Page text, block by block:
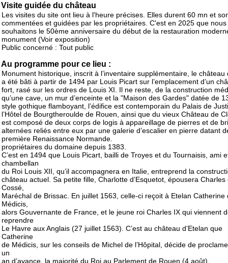
Visite guidée du château
Les visites du site ont lieu à l'heure précises. Elles durent 60 mn et
commentées et guidées par les propriétaires. C'est en 2025 que nous
souhaitons le 50ème anniversaire du début de la restauration
monument (Voir exposition)
Public concerné : Tout public
Au programme pour ce lieu :
Monument historique, inscrit à l’inventaire supplémentaire, le château
a été bâti à partir de 1494 par Louis Picart sur l’emplacement d’un
fort, rasé sur les ordres de Louis XI. Il ne reste, de la construction
qu’une cave, un mur d’enceinte et la "Maison des Gardes" datée de
style gothique flamboyant, l’édifice est contemporain du Palais de
l’Hôtel de Bourgtheroulde de Rouen, ainsi que du vieux Château de
est composé de deux corps de logis à appareillage de pierres et de
alternées reliés entre eux par une galerie d’escalier en pierre datant
première Renaissance Normande.
propriétaires du domaine depuis 1383.
C’est en 1494 que Louis Picart, bailli de Troyes et du Tournaisis, ami
chambellan
du Roi Louis XII, qu’il accompagnera en Italie, entreprend la
château actuel. Sa petite fille, Charlotte d’Esquetot, épousera Charles
Cossé,
Maréchal de Brissac. En juillet 1563, celle-ci reçoit à Etelan Catherine
Médicis,
alors Gouvernante de France, et le jeune roi Charles IX qui viennent
reprendre
Le Havre aux Anglais (27 juillet 1563). C’est au château d’Etelan que
Catherine
de Médicis, sur les conseils de Michel de l’Hôpital, décide de
un
an d’avance, la majorité du Roi au Parlement de Rouen (4 août).